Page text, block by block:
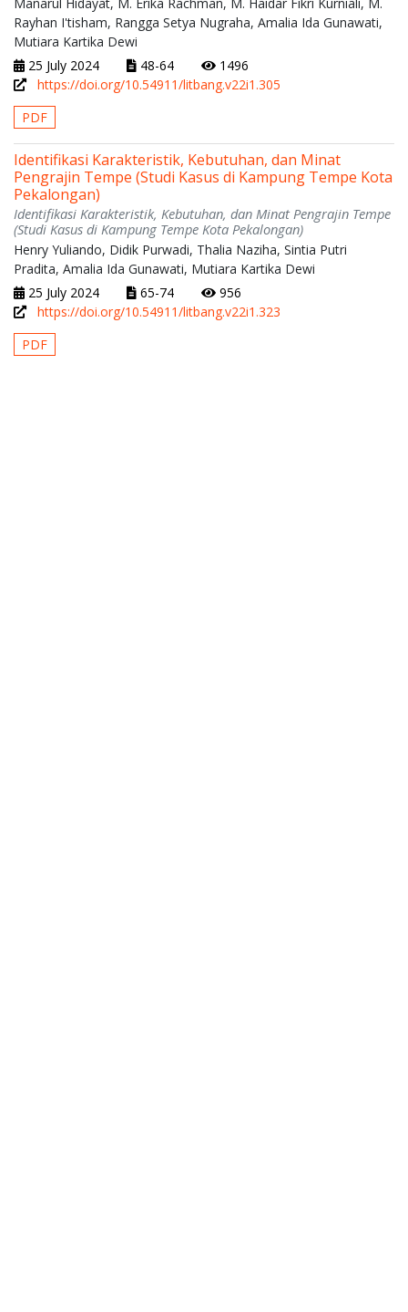
Rayhan I'tisham, Rangga Setya Nugraha, Amalia Ida Gunawati,
Mutiara Kartika Dewi
25 July 2024
48-64
1496
https://doi.org/10.54911/litbang.v22i1.305
PDF
Identifikasi Karakteristik, Kebutuhan, dan Minat
Pengrajin Tempe (Studi Kasus di Kampung Tempe Kota
Pekalongan)
Identifikasi Karakteristik, Kebutuhan, dan Minat Pengrajin Tempe
(Studi Kasus di Kampung Tempe Kota Pekalongan)
Henry Yuliando, Didik Purwadi, Thalia Naziha, Sintia Putri
Pradita, Amalia Ida Gunawati, Mutiara Kartika Dewi
25 July 2024
65-74
956
https://doi.org/10.54911/litbang.v22i1.323
PDF